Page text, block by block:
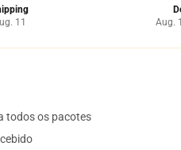
11
Aug.
todos os pacotes